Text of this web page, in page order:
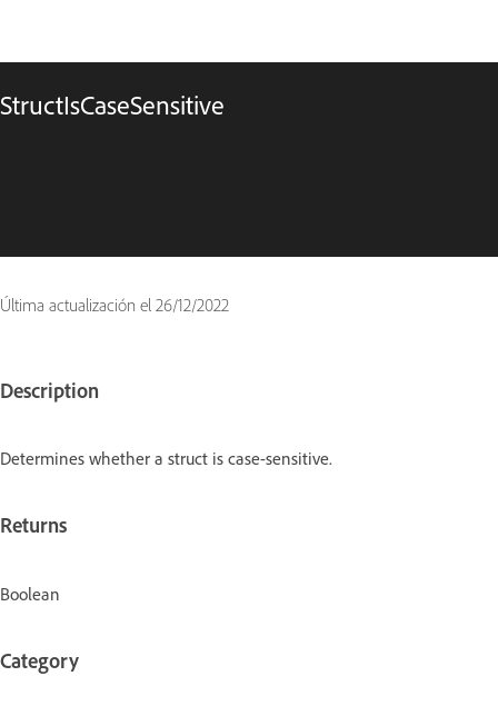
StructIsCaseSensitive
Última actualización el 26/12/2022
Description
Determines whether a struct is case-sensitive.
Returns
Boolean
Category